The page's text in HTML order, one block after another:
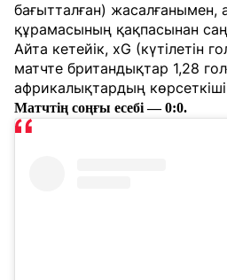
бағытталған) жасалғанымен,
құрамасының қақпасынан
Айта кетейік, xG (күтілетін
матчте британдықтар 1,28
африкалықтардың
Матчтің соңғы есебі — 0:0.